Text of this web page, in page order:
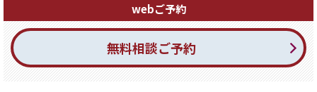
webご予約
無料相談ご予約